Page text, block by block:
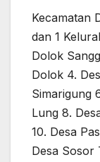
Kecamatan
dan 1
Dolok
Dolok 4.
Simarigung
Lung 8.
10. Desa
Desa Sosor